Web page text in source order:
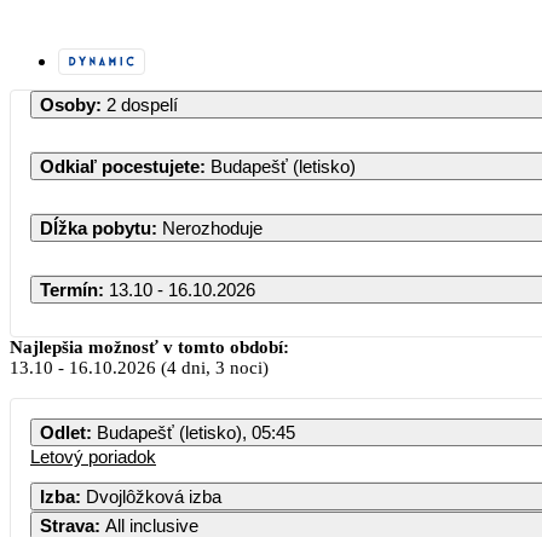
Osoby: 2 dospelí
Odkiaľ pocestujete: Budapešť (letisko)
Dĺžka pobytu: Nerozhoduje
Termín: 13.10 - 16.10.2026
Najlepšia možnosť v tomto období:
13.10 - 16.10.2026 (4 dni, 3 noci)
Odlet: Budapešť (letisko), 05:45
Letový poriadok
Izba: Dvojlôžková izba
Strava: All inclusive